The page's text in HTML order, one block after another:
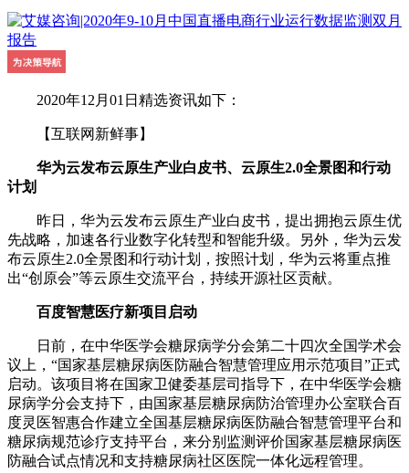
2020年12月01日精选资讯如下：
【互联网新鲜事】
华为云发布云原生产业白皮书、云原生2.0全景图和行动
计划
昨日，华为云发布云原生产业白皮书，提出拥抱云原生优
先战略，加速各行业数字化转型和智能升级。另外，华为云发
布云原生2.0全景图和行动计划，按照计划，华为云将重点推
出“创原会”等云原生交流平台，持续开源社区贡献。
百度智慧医疗新项目启动
日前，在中华医学会糖尿病学分会第二十四次全国学术会
议上，“国家基层糖尿病医防融合智慧管理应用示范项目”正式
启动。该项目将在国家卫健委基层司指导下，在中华医学会糖
尿病学分会支持下，由国家基层糖尿病防治管理办公室联合百
度灵医智惠合作建立全国基层糖尿病医防融合智慧管理平台和
糖尿病规范诊疗支持平台，来分别监测评价国家基层糖尿病医
防融合试点情况和支持糖尿病社区医院一体化远程管理。